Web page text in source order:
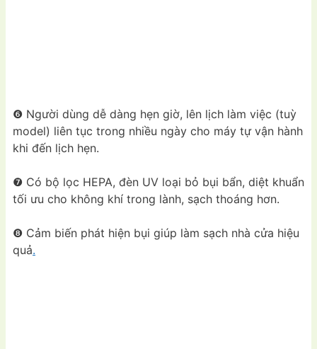
❻ Người dùng dễ dàng hẹn giờ, lên lịch làm việc (tuỳ
model) liên tục trong nhiều ngày cho máy tự vận hành
khi đến lịch hẹn.
❼ Có bộ lọc HEPA, đèn UV loại bỏ bụi bẩn, diệt khuẩn
tối ưu cho không khí trong lành, sạch thoáng hơn.
❽ Cảm biến phát hiện bụi giúp làm sạch nhà cửa hiệu
quả.